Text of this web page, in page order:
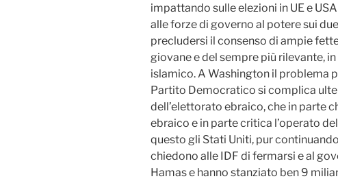
impattando sulle elezioni in UE e
alle forze di governo al potere sui
precludersi il consenso di ampie
giovane e del sempre più rilevante,
islamico. A Washington il problema
Partito Democratico si complica
dell’elettorato ebraico, che in parte
ebraico e in parte critica l’operato
questo gli Stati Uniti, pur
chiedono alle IDF di fermarsi e al
Hamas e hanno stanziato ben 9